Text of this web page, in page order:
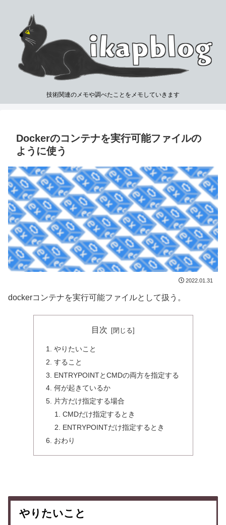
技術関連のメモや調べたことをメモしていきます
Dockerのコンテナを実行可能ファイルの
ように使う
2022.01.31
dockerコンテナを実行可能ファイルとして扱う。
目次
やりたいこと
すること
ENTRYPOINTとCMDの両方を指定する
何が起きているか
片方だけ指定する場合
CMDだけ指定するとき
ENTRYPOINTだけ指定するとき
おわり
やりたいこと